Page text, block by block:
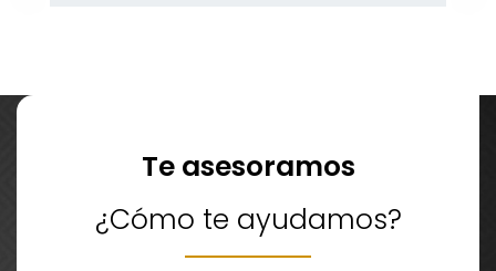
Te asesoramos
¿Cómo te ayudamos?